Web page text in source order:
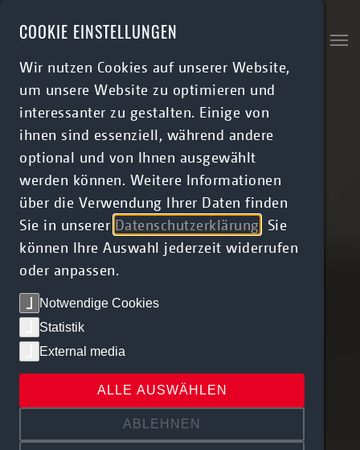
COOKIE EINSTELLUNGEN
Wir nutzen Cookies auf unserer Website,
um unsere Website zu optimieren und
interessanter zu gestalten. Einige von
ihnen sind essenziell, während andere
optional und von Ihnen ausgewählt
werden können. Weitere Informationen
über die Verwendung Ihrer Daten finden
Sie in unserer Datenschutzerklärung . Sie
können Ihre Auswahl jederzeit widerrufen
oder anpassen.
Notwendige Cookies
Statistik
External media
ALLE AUSWÄHLEN
ABLEHNEN